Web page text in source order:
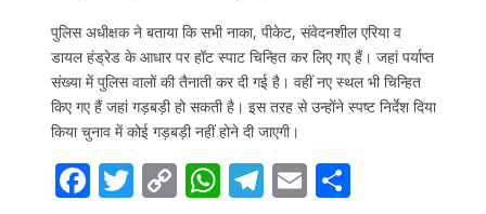
पुलिस अधीक्षक ने बताया कि सभी नाका, पीकेट, संवेदनशील एरिया व
डायल हंड्रेड के आधार पर हॉट स्पाट चिन्हित कर लिए गए हैं। जहां पर्याप्त
संख्या में पुलिस वालों की तैनाती कर दी गई है। वहीं नए स्थल भी चिन्हित
किए गए हैं जहां गड़बड़ी हो सकती है। इस तरह से उन्होंने स्पष्ट निर्देश दिया
किया चुनाव में कोई गड़बड़ी नहीं होने दी जाएगी।
F T C W T E S